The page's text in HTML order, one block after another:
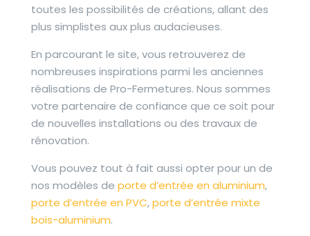
toutes les possibilités de créations, allant des
plus simplistes aux plus audacieuses.
En parcourant le site, vous retrouverez de
nombreuses inspirations parmi les anciennes
réalisations de Pro-Fermetures. Nous sommes
votre partenaire de confiance que ce soit pour
de nouvelles installations ou des travaux de
rénovation.
Vous pouvez tout à fait aussi opter pour un de
nos modèles de porte d’entrée en aluminium,
porte d’entrée en PVC,porte d’entrée mixte
bois-aluminium.